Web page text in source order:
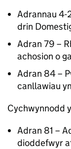
Adrannau 4-
drin
Adran 79 –
achosion o
Adran 84 –
canllawiau
Cychwynnodd
Adran 81 –
dioddefwyr